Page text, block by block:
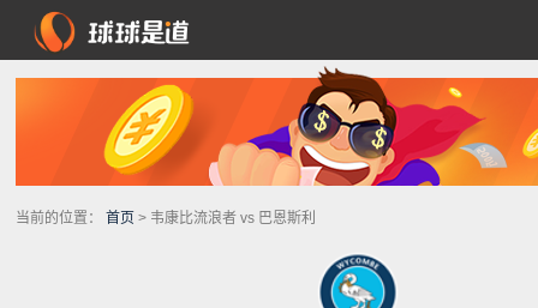
当前的位置： 首页 > 韦康比流浪者 vs 巴恩斯利